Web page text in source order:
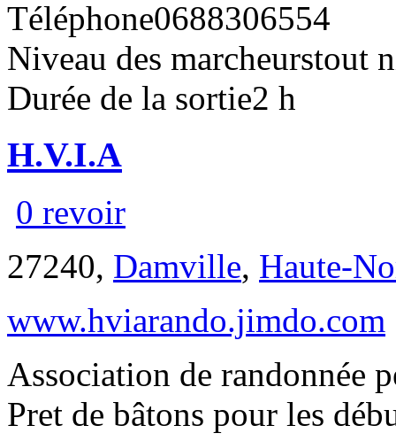
Téléphone0688306554
Niveau des marcheurstout
Durée de la sortie2 h
H.V.I.A
0 revoir
27240, Damville, Haute-
www.hviarando.jimdo.com
Association de randonnée
Pret de bâtons pour les